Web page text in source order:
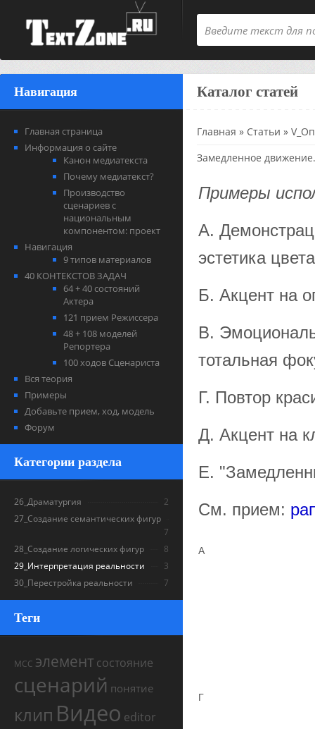
Навигация
Главная страница
Информация о сайте
Канон медиатекста
Почему медиатекст?
Производство
сценариев с
национальным
компонентом: проект
Навигация
9 типов материалов
40 КОНТЕКСТОВ ЗАДАЧ
64 + 40 состояний
Актера
121 прием Режиссера
48 + 108 моделей
Репортера
100 ходов Сценариста
Вся теория
Примеры
Добавьте прием, ход, модель
Форум
Категории раздела
26_Драматургия
2
27_Создание семантических фигур
7
28_Создание логических фигур
8
29_Интерпретация реальности
3
30_Перестройка реальности
7
Теги
МСС элемент состояние
сценарий понятие
клип Видео editor
Каталог статей
Главная » Статьи »
Замедленное
Примеры
А.
эстетика
Б. Акцент на
В.
тотальная
Г. Повтор
Д. Акцент на
Е.
См. прием:
А
Г